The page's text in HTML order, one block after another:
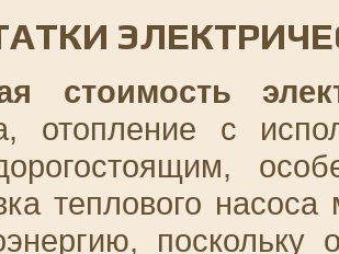
стоимость
отопление с
теплового
поскольку